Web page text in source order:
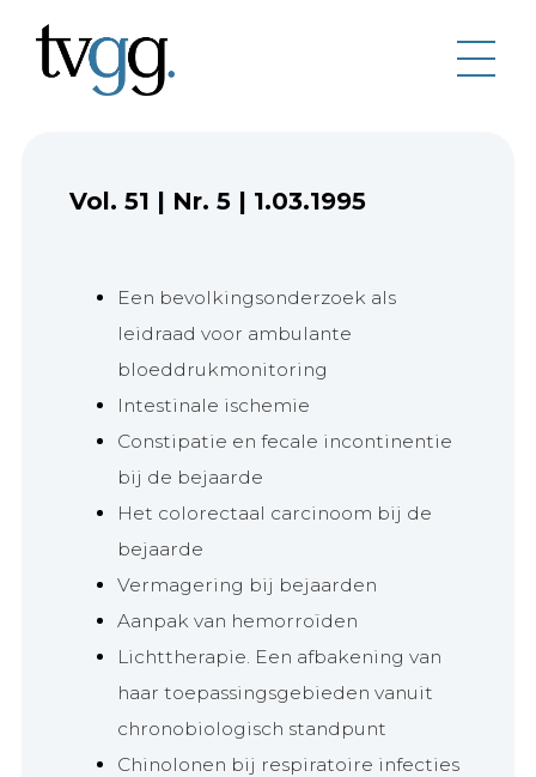
Vol. 51 | Nr. 5 | 1.03.1995
Een bevolkingsonderzoek als
leidraad voor ambulante
bloeddrukmonitoring
Intestinale ischemie
Constipatie en fecale incontinentie
bij de bejaarde
Het colorectaal carcinoom bij de
bejaarde
Vermagering bij bejaarden
Aanpak van hemorroïden
Lichttherapie. Een afbakening van
haar toepassingsgebieden vanuit
chronobiologisch standpunt
Chinolonen bij respiratoire infecties